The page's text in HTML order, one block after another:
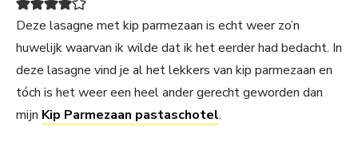
Deze lasagne met kip parmezaan is echt weer zo’n
huwelijk waarvan ik wilde dat ik het eerder had bedacht. In
deze lasagne vind je al het lekkers van kip parmezaan en
tóch is het weer een heel ander gerecht geworden dan
mijn Kip Parmezaan pastaschotel.